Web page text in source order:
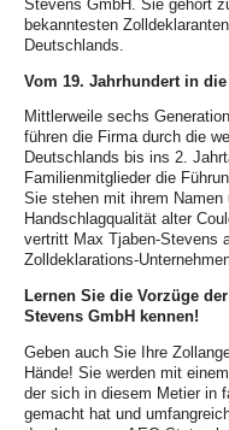
Stevens GmbH. Sie gehört
bekanntesten Zolldeklaranten
Deutschlands.
Vom 19. Jahrhundert in
Mittlerweile sechs
führen die Firma durch die
Deutschlands bis ins 2.
Familienmitglieder die
Sie stehen mit ihrem
Handschlagqualität alter
vertritt Max Tjaben-Stevens
Zolldeklarations-
Lernen Sie die Vorzüge
Stevens GmbH kennen!
Geben auch Sie Ihre
Hände! Sie werden mit
der sich in diesem Metier in
gemacht hat und